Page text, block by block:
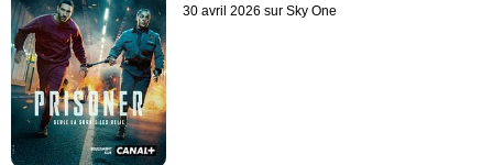
30 avril 2026 sur Sky One